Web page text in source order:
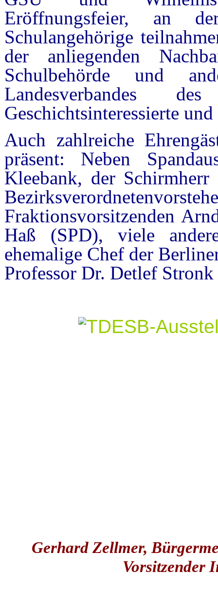
Eröffnungsfeier, an
Schulangehörige
der anliegenden
Schulbehörde und
Landesverbandes
Geschichtsinteressierte
Auch zahlreiche
präsent: Neben
Kleebank, der
Fraktionsvorsitzenden
Haß (SPD), viele
ehemalige Chef der
Professor Dr. Detlef Stronk
Gerhard Zellmer,
Vorsitzender